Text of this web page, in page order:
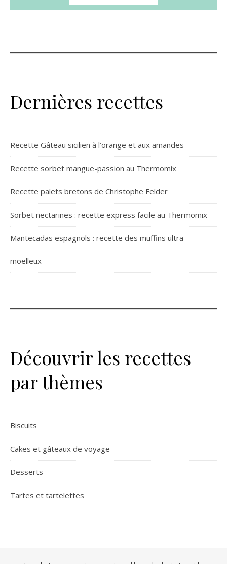
Dernières recettes
Recette Gâteau sicilien à l’orange et aux amandes
Recette sorbet mangue-passion au Thermomix
Recette palets bretons de Christophe Felder
Sorbet nectarines : recette express facile au Thermomix
Mantecadas espagnols : recette des muffins ultra-
moelleux
Découvrir les recettes
par thèmes
Biscuits
Cakes et gâteaux de voyage
Desserts
Tartes et tartelettes